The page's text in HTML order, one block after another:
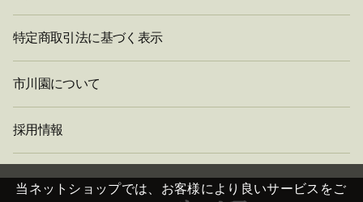
特定商取引法に基づく表示
市川園について
採用情報
当ネットショップでは、お客様により良いサービスをご
閉
じ